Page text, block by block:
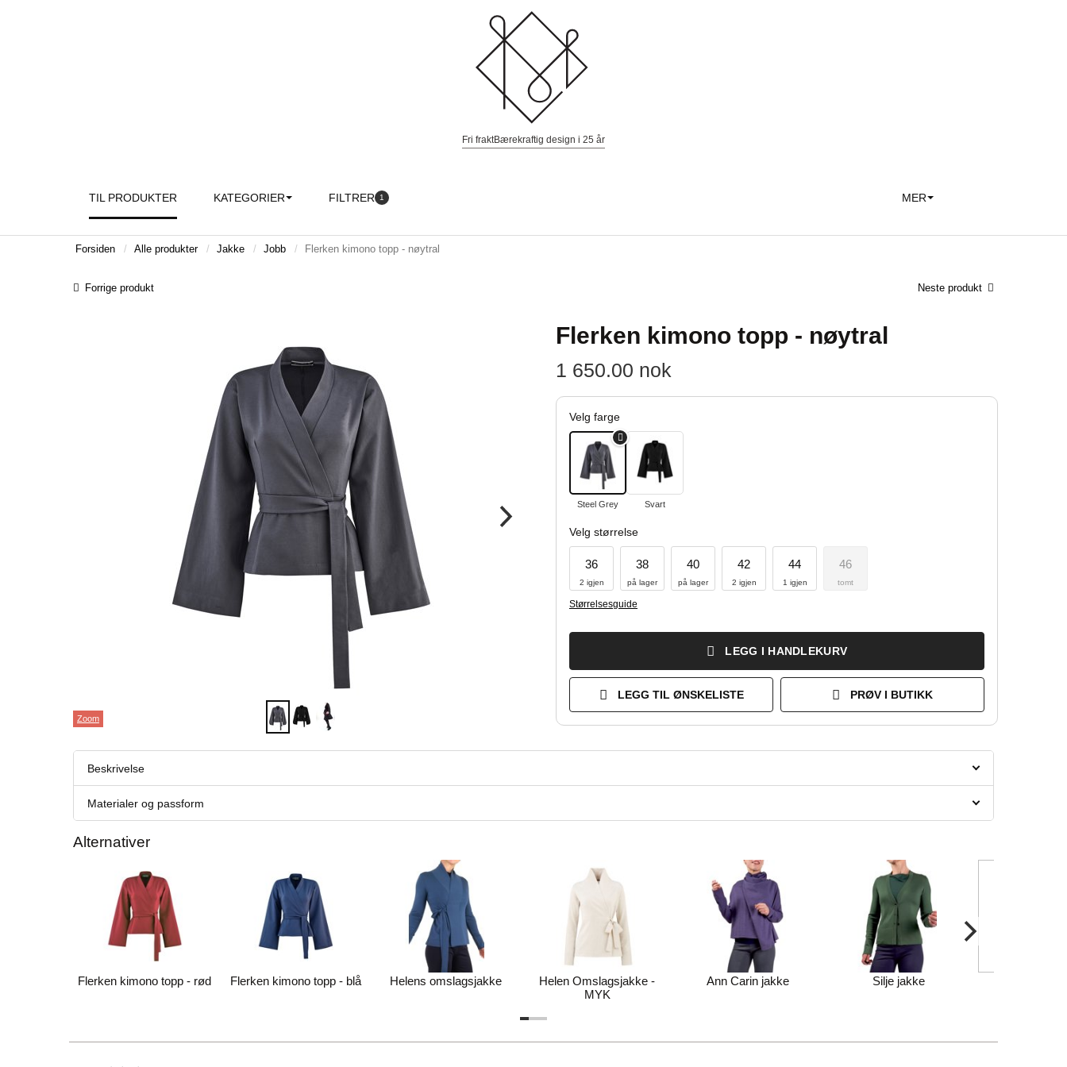
Fri fraktBærekraftig design i 25 år
TIL PRODUKTER KATEGORIER FILTRER 1 MER
Forsiden Alle produkter Jakke Jobb Flerken kimono topp - nøytral
Forrige produkt Neste produkt
Zoom
Flerken kimono topp - nøytral
1 650.00 nok
Velg farge
Steel Grey Svart
Velg størrelse
36
2 igjen
38
på lager
40
på lager
42
2 igjen
44
1 igjen
46
tomt
Størrelsesguide
LEGG I HANDLEKURV
LEGG TIL ØNSKELISTE PRØV I BUTIKK
Beskrivelse
Materialer og passform
Alternativer
Flerken kimono topp - rød Flerken kimono topp - blå Helens omslagsjakke
Helen Omslagsjakke -
MYK
Ann Carin jakke Silje jakke